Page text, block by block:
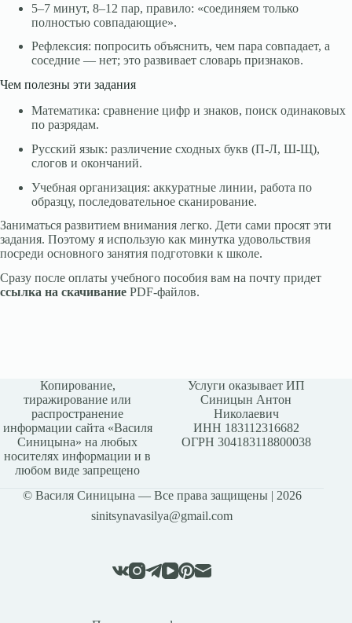
5–7 минут, 8–12 пар, правило: «соединяем только
полностью совпадающие».
Рефлексия: попросить объяснить, чем пара совпадает, а
соседние — нет; это развивает словарь признаков.
Чем полезны эти задания
Математика: сравнение цифр и знаков, поиск одинаковых
по разрядам.
Русский язык: различение сходных букв (П‑Л, Ш‑Щ),
слогов и окончаний.
Учебная организация: аккуратные линии, работа по
образцу, последовательное сканирование.
Заниматься развитием внимания легко. Дети сами просят эти
задания. Поэтому я использую как минутка удовольствия
посреди основного занятия подготовки к школе.
Сразу после оплаты учебного пособия вам на почту придет
ссылка на скачивание PDF-файлов.
Копирование,
тиражирование или
распространение
информации сайта «Василя
Синицына» на любых
носителях информации и в
любом виде запрещено
Услуги оказывает ИП
Синицын Антон
Николаевич
ИНН 183112316682
ОГРН 304183118800038
© Василя Синицына — Все права защищены | 2026
sinitsynavasilya@gmail.com